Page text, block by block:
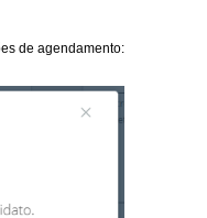
de agendamento: